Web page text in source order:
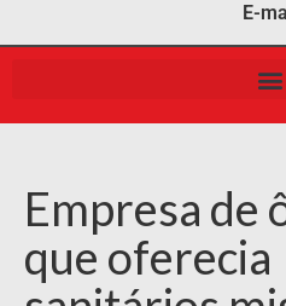
E-
Empresa de
que oferecia